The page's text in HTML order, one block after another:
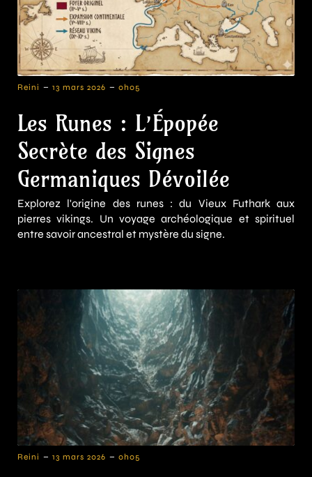
Reini - 13 mars 2026 - 0h05
Les Runes : L’Épopée
Secrète des Signes
Germaniques Dévoilée
Explorez l'origine des runes : du Vieux Futhark aux
pierres vikings. Un voyage archéologique et spirituel
entre savoir ancestral et mystère du signe.
Reini - 13 mars 2026 - 0h05